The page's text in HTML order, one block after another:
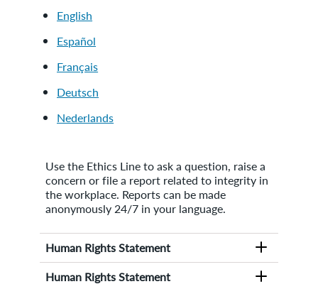
English
Español
Français
Deutsch
Nederlands
Use the Ethics Line to ask a question, raise a
concern or file a report related to integrity in
the workplace. Reports can be made
anonymously 24/7 in your language.
Human Rights Statement
Our global Statement on Human Rights
outlines our commitments to team
Human Rights Statement